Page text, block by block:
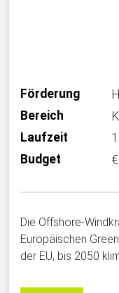
Förderung
Bereich
Laufzeit
Budget
Die Offshore-
Europäischen
der EU, bis 2050